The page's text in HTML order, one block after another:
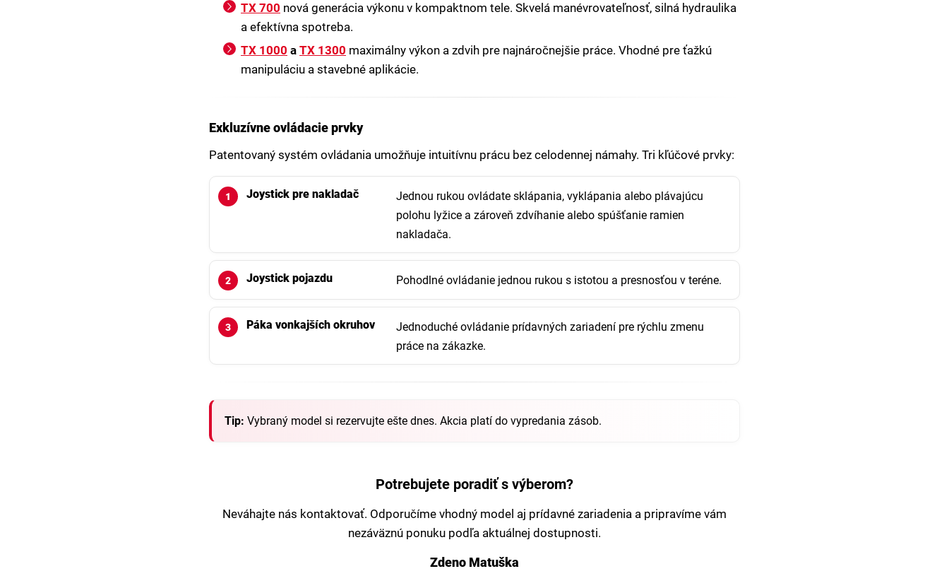
TX 700 nová generácia výkonu v kompaktnom tele. Skvelá manévrovateľnosť, silná hydraulika
a efektívna spotreba.
TX 1000 a TX 1300 maximálny výkon a zdvih pre najnáročnejšie práce. Vhodné pre ťažkú
manipuláciu a stavebné aplikácie.
Exkluzívne ovládacie prvky
Patentovaný systém ovládania umožňuje intuitívnu prácu bez celodennej námahy. Tri kľúčové prvky:
Joystick pre nakladač
Jednou rukou ovládate sklápania, vyklápania alebo plávajúcu
polohu lyžice a zároveň zdvíhanie alebo spúšťanie ramien
nakladača.
Joystick pojazdu Pohodlné ovládanie jednou rukou s istotou a presnosťou v teréne.
Páka vonkajších okruhov
Jednoduché ovládanie prídavných zariadení pre rýchlu zmenu
práce na zákazke.
Tip: Vybraný model si rezervujte ešte dnes. Akcia platí do vypredania zásob.
Potrebujete poradiť s výberom?
Neváhajte nás kontaktovať. Odporučíme vhodný model aj prídavné zariadenia a pripravíme vám
nezáväznú ponuku podľa aktuálnej dostupnosti.
Zdeno Matuška